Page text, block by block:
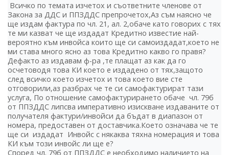
Всичко по темата изчетох и съответните членове от
Закона за ДДС и ППЗДДС препрочетох,Аз съм наясно че
ще издам фактура по чл. 21, ал. 2,обаче като говорих с тях
те ми казват че ще издадат Кредитно известие най-
вероятно към инвойса които ще си самоиздадат,което не
ми става много ясно аз това Кредитно какво го правя?
Дефакто аз издавам ф-ра ,те плащат аз как да го
осчетоводя това КИ което е издадено от тях,защото
след всичко което изчетох и това което вие сте
отговорили,аз разбрах че те си самофактурират тази
услуга, По отношение самофактурирането обаче чл. 79б
от ППЗДДС липсва императивно изискване издаваните от
получателя фактури/инвойси да бъдат в диапазон от
номера, предоставен от доставчика.Което означава че те
ще си издадат Инвойс с някаква тяхна номерация и това
КИ към този инвойс ли ще е?
Според чл. 79б от ППЗДДС е необходимо наличието на